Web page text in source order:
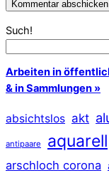
Such!
Arbeiten in
& in Sammlungen »
absichtslos akt
antipaare aquarell
arschloch corona